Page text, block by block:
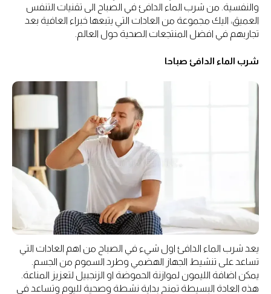
والنفسية. من شرب الماء الدافئ في الصباح الى تقنيات التنفس
العميق، اليك مجموعة من العادات التي يتبعها خبراء العافية بعد
تجاربهم في افضل المنتجعات الصحية حول العالم.
شرب الماء الدافئ صباحا
يعد شرب الماء الدافئ اول شيء في الصباح من اهم العادات التي
تساعد على تنشيط الجهاز الهضمي وطرد السموم من الجسم.
يمكن اضافة الليمون لموازنة الحموضة او الزنجبيل لتعزيز المناعة.
هذه العادة البسيطة تمنح بداية نشطة وصحية لليوم وتساعد في